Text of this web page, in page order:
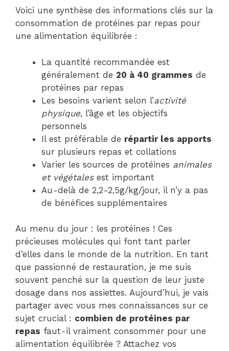
Voici une synthèse des informations clés sur la
consommation de protéines par repas pour
une alimentation équilibrée :
La quantité recommandée est
généralement de 20 à 40 grammes de
protéines par repas
Les besoins varient selon l’activité
physique, l’âge et les objectifs
personnels
Il est préférable de répartir les apports
sur plusieurs repas et collations
Varier les sources de protéines animales
et végétalesest important
Au-delà de 2,2-2,5g/kg/jour, il n’y a pas
de bénéfices supplémentaires
Au menu du jour : les protéines ! Ces
précieuses molécules qui font tant parler
d’elles dans le monde de la nutrition. En tant
que passionné de restauration, je me suis
souvent penché sur la question de leur juste
dosage dans nos assiettes. Aujourd’hui, je vais
partager avec vous mes connaissances sur ce
sujet crucial : combien de protéines par
repas faut-il vraiment consommer pour une
alimentation équilibrée ? Attachez vos